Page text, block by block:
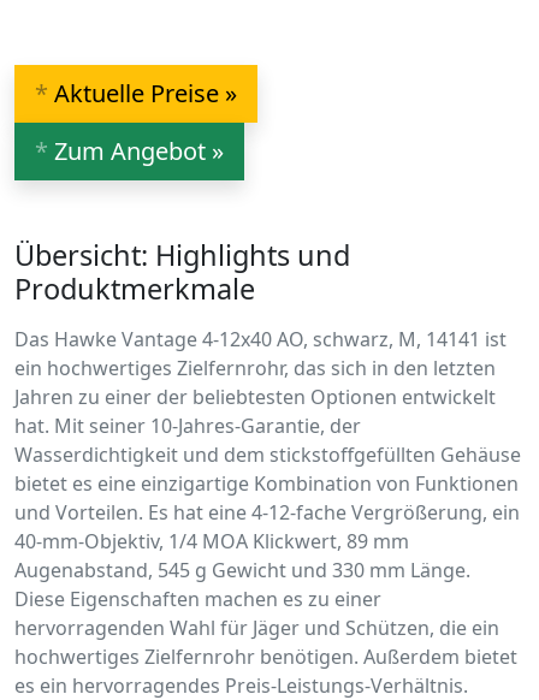
* Aktuelle Preise »
* Zum Angebot »
Übersicht: Highlights und
Produktmerkmale
Das Hawke Vantage 4-12x40 AO, schwarz, M, 14141 ist
ein hochwertiges Zielfernrohr, das sich in den letzten
Jahren zu einer der beliebtesten Optionen entwickelt
hat. Mit seiner 10-Jahres-Garantie, der
Wasserdichtigkeit und dem stickstoffgefüllten Gehäuse
bietet es eine einzigartige Kombination von Funktionen
und Vorteilen. Es hat eine 4-12-fache Vergrößerung, ein
40-mm-Objektiv, 1/4 MOA Klickwert, 89 mm
Augenabstand, 545 g Gewicht und 330 mm Länge.
Diese Eigenschaften machen es zu einer
hervorragenden Wahl für Jäger und Schützen, die ein
hochwertiges Zielfernrohr benötigen. Außerdem bietet
es ein hervorragendes Preis-Leistungs-Verhältnis.